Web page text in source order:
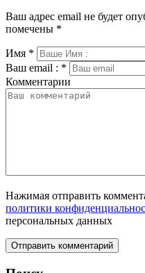
Ваш адрес email не будет
помечены *
Имя *
Ваш email : *
Комментарии
Нажимая отправить
политики
персональных данных